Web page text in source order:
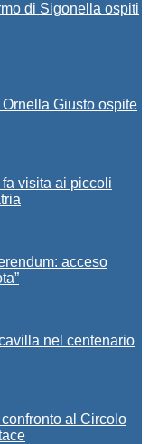
di Sigonella ospiti
Giusto ospite
fa visita ai piccoli
acceso
nel centenario
al Circolo